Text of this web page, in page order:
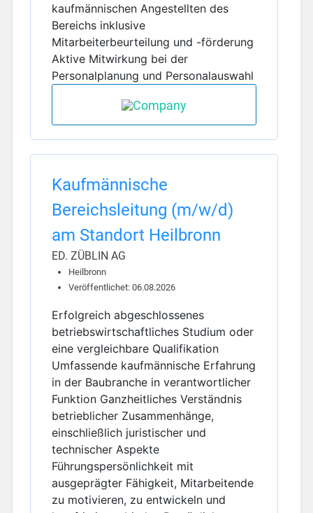
kaufmännischen Angestellten des
Bereichs inklusive
Mitarbeiterbeurteilung und -förderung
Aktive Mitwirkung bei der
Personalplanung und Personalauswahl
Kaufmännische
Bereichsleitung (m/w/d)
am Standort Heilbronn
ED. ZÜBLIN AG
Heilbronn
Veröffentlichet: 06.08.2026
Erfolgreich abgeschlossenes
betriebswirtschaftliches Studium oder
eine vergleichbare Qualifikation
Umfassende kaufmännische Erfahrung
in der Baubranche in verantwortlicher
Funktion Ganzheitliches Verständnis
betrieblicher Zusammenhänge,
einschließlich juristischer und
technischer Aspekte
Führungspersönlichkeit mit
ausgeprägter Fähigkeit, Mitarbeitende
zu motivieren, zu entwickeln und